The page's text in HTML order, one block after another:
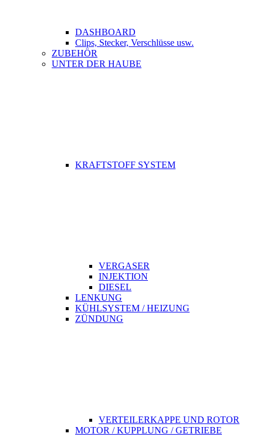
DASHBOARD
Clips, Stecker, Verschlüsse usw.
ZUBEHÖR
UNTER DER HAUBE
KRAFTSTOFF SYSTEM
VERGASER
INJEKTION
DIESEL
LENKUNG
KÜHLSYSTEM / HEIZUNG
ZÜNDUNG
VERTEILERKAPPE UND ROTOR
MOTOR / KUPPLUNG / GETRIEBE